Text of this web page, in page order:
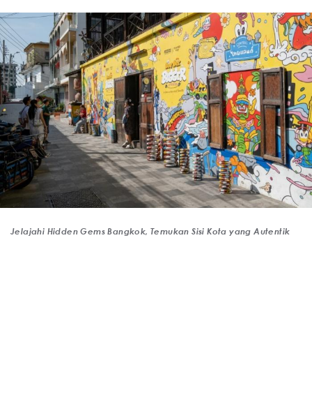
Jelajahi Hidden Gems Bangkok, Temukan Sisi Kota yang Autentik